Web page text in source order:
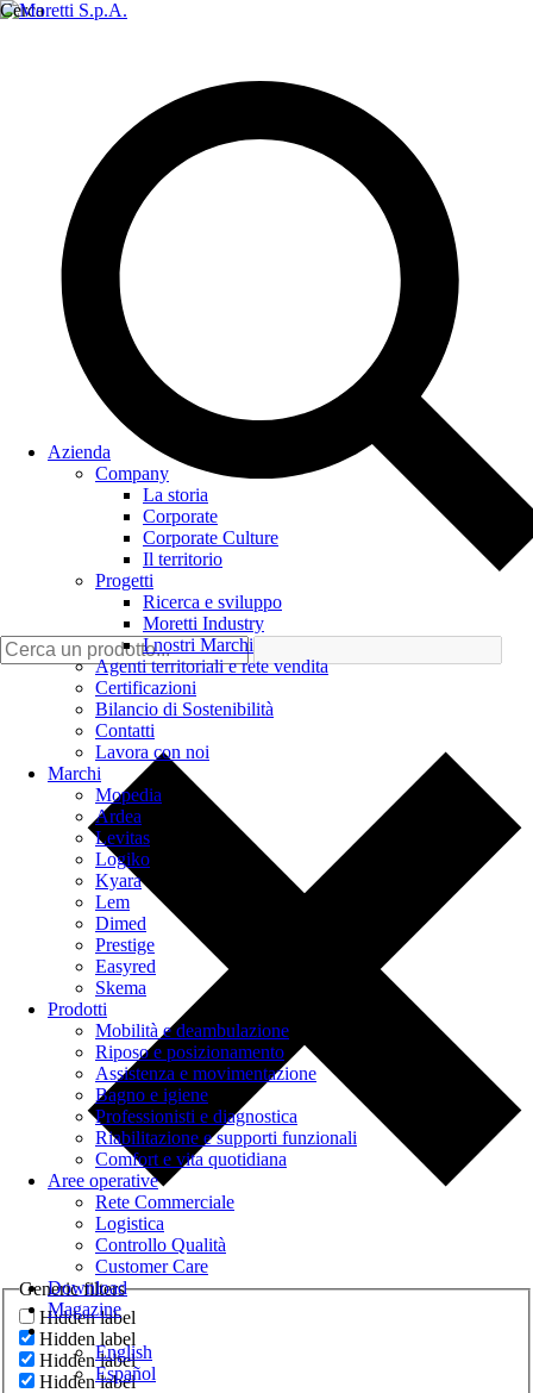
Cerca
Generic filters
Hidden label
Hidden label
Hidden label
Hidden label
Azienda
Company
La storia
Corporate
Corporate Culture
Il territorio
Progetti
Ricerca e sviluppo
Moretti Industry
I nostri Marchi
Agenti territoriali e rete vendita
Certificazioni
Bilancio di Sostenibilità
Contatti
Lavora con noi
Marchi
Mopedia
Ardea
Levitas
Logiko
Kyara
Lem
Dimed
Prestige
Easyred
Skema
Prodotti
Mobilità e deambulazione
Riposo e posizionamento
Assistenza e movimentazione
Bagno e igiene
Professionisti e diagnostica
Riabilitazione e supporti funzionali
Comfort e vita quotidiana
Aree operative
Rete Commerciale
Logistica
Controllo Qualità
Customer Care
Download
Magazine
English
Español